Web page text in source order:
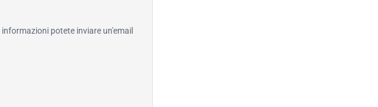
potete inviare un'email